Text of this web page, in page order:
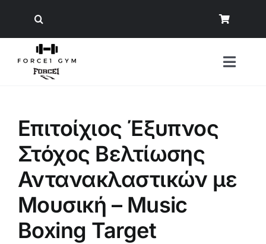
περιεχόμενο
για:
Όργανα Γυμναστικής
Εξοπλισμός Δύναμης
Άρση Βαρών
Εξοπλισμός Crossfit/ Ενδυνάμωση
Επιτοίχιος Έξυπνος
Στόχος Βελτίωσης
Αντανακλαστικών με
Μουσική – Music
Boxing Target